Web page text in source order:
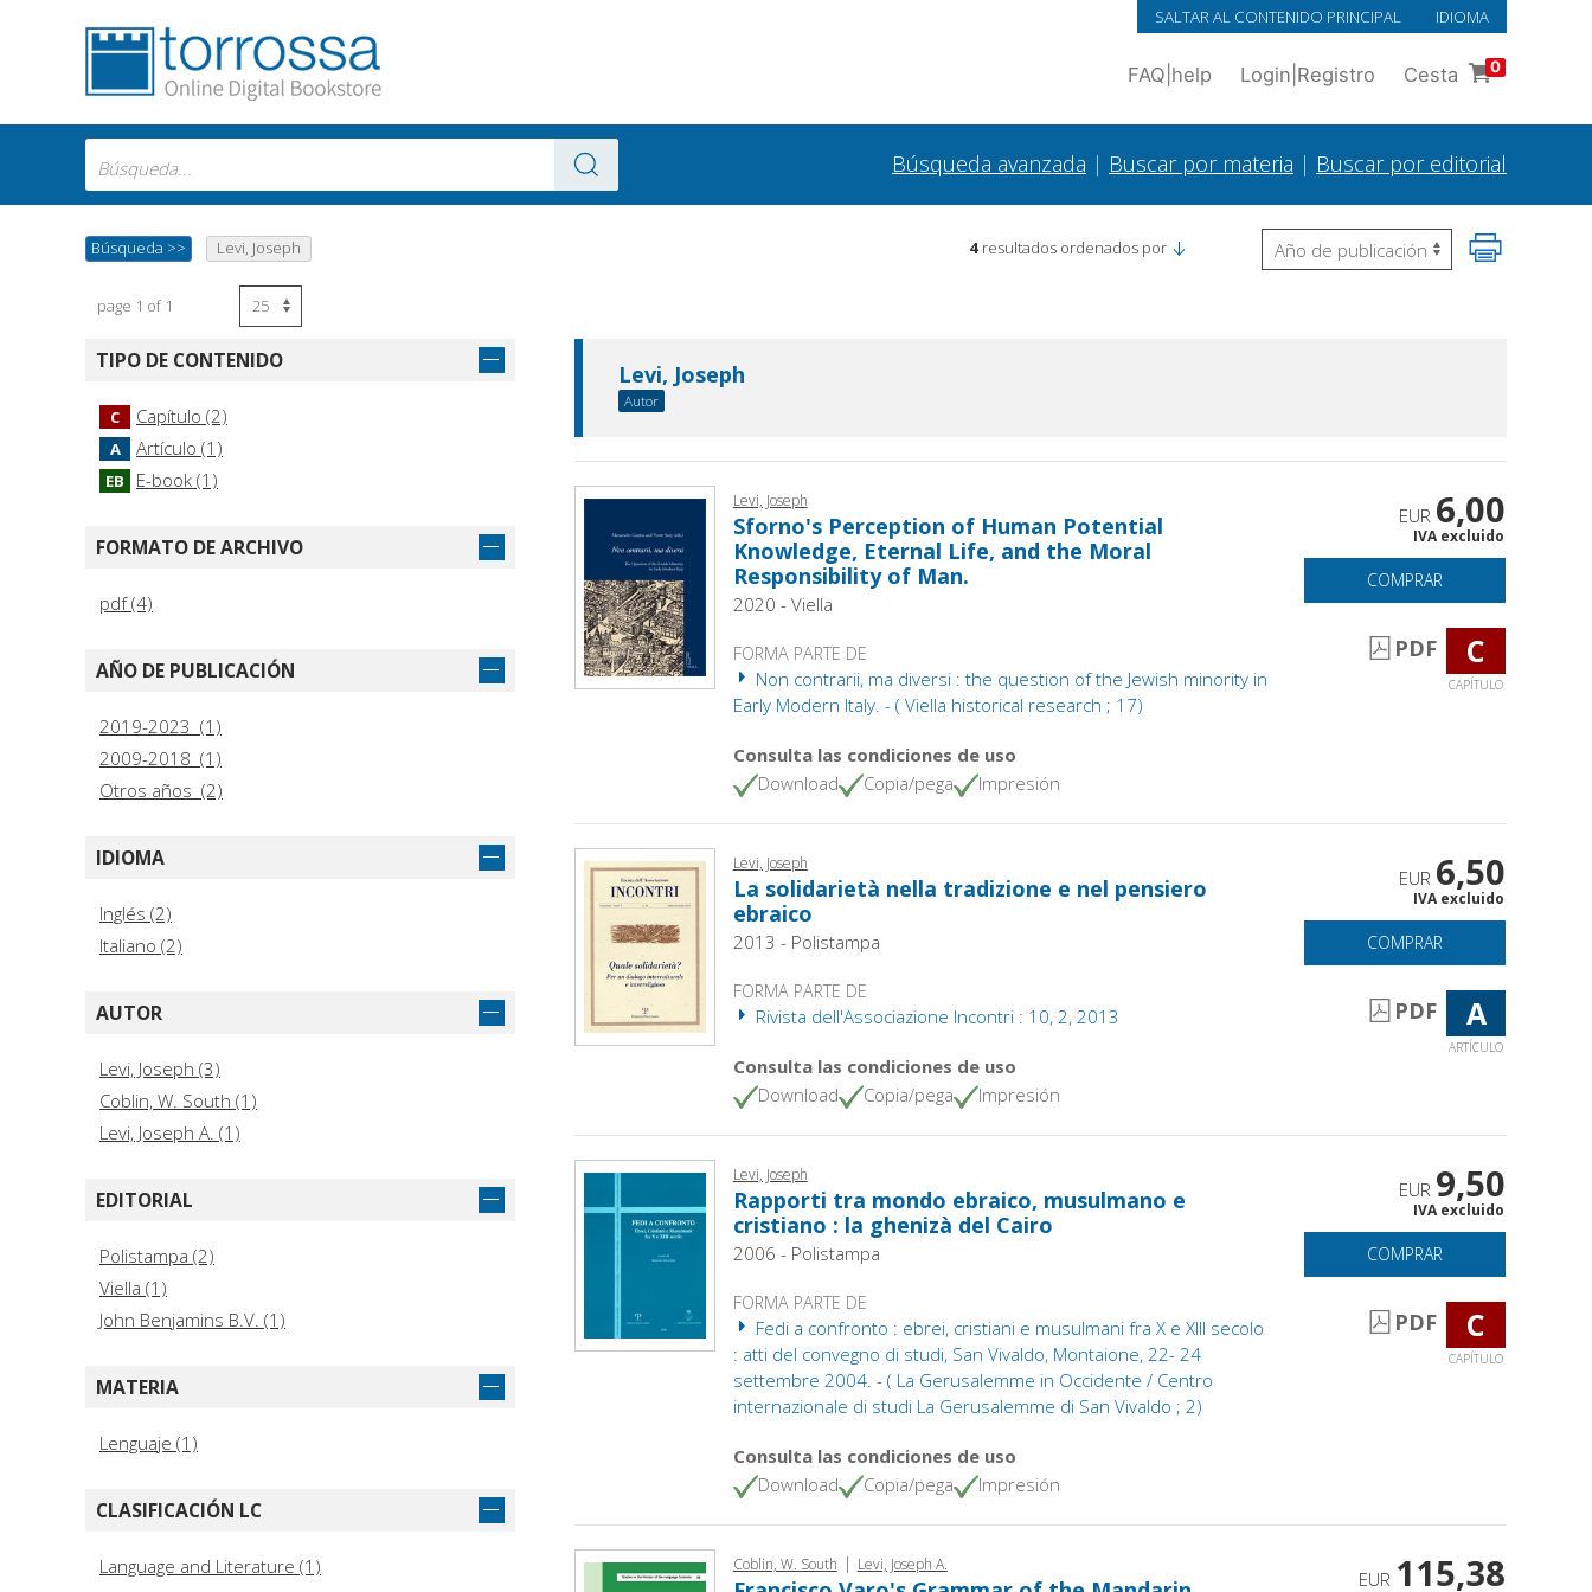
SALTAR AL CONTENIDO PRINCIPAL IDIOMA
FAQ help Login Registro Cesta 0
Búsqueda avanzada | Buscar por materia | Buscar por editorial
Búsqueda >> Levi, Joseph 4 resultados ordenados por
page 1 of 1
TIPO DE CONTENIDO
C Capítulo (2)
A Artículo (1)
EB E-book (1)
FORMATO DE ARCHIVO
pdf (4)
AÑO DE PUBLICACIÓN
2019-2023 (1)
2009-2018 (1)
Otros años (2)
IDIOMA
Inglés (2)
Italiano (2)
AUTOR
Levi, Joseph (3)
Coblin, W. South (1)
Levi, Joseph A. (1)
EDITORIAL
Polistampa (2)
Viella (1)
John Benjamins B.V. (1)
MATERIA
Lenguaje (1)
CLASIFICACIÓN LC
Language and Literature (1)
Levi, Joseph
Autor
Levi, Joseph
Sforno's Perception of Human Potential
Knowledge, Eternal Life, and the Moral
Responsibility of Man.
2020 - Viella
FORMA PARTE DE
Non contrarii, ma diversi : the question of the Jewish minority in
Early Modern Italy. - ( Viella historical research ; 17)
Consulta las condiciones de uso
Download
Copia/pega Impresión
EUR 6,00
IVA excluido
COMPRAR
PDF C
CAPÍTULO
Levi, Joseph
La solidarietà nella tradizione e nel pensiero
ebraico
2013 - Polistampa
FORMA PARTE DE
Rivista dell'Associazione Incontri : 10, 2, 2013
Consulta las condiciones de uso
Download
Copia/pega Impresión
EUR 6,50
IVA excluido
COMPRAR
PDF A
ARTÍCULO
Levi, Joseph
Rapporti tra mondo ebraico, musulmano e
cristiano : la ghenizà del Cairo
2006 - Polistampa
FORMA PARTE DE
Fedi a confronto : ebrei, cristiani e musulmani fra X e XIII secolo
: atti del convegno di studi, San Vivaldo, Montaione, 22- 24
settembre 2004. - ( La Gerusalemme in Occidente / Centro
internazionale di studi La Gerusalemme di San Vivaldo ; 2)
Consulta las condiciones de uso
Download
Copia/pega Impresión
EUR 9,50
IVA excluido
COMPRAR
PDF C
CAPÍTULO
Coblin, W. South | Levi, Joseph A.
EUR 115,38